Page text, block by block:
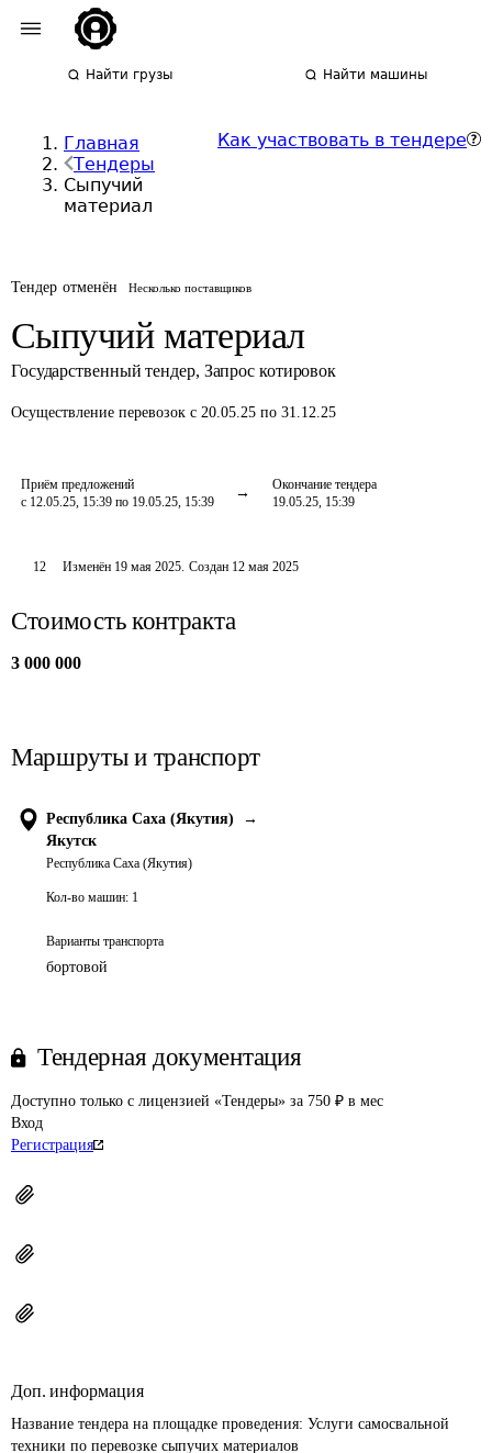
Найти грузы Найти машины
Главная
Тендеры
Сыпучий
материал
Как участвовать в тендере
Тендер отменён Несколько поставщиков
Сыпучий материал
Государственный тендер, Запрос котировок
Осуществление перевозок с 20.05.25 по 31.12.25
Приём предложений
с 12.05.25, 15:39 по 19.05.25, 15:39
Окончание тендера
19.05.25, 15:39
12 Изменён 19 мая 2025. Создан 12 мая 2025
Стоимость контракта
3 000 000
Маршруты и транспорт
Республика Саха (Якутия)
→
Якутск
Республика Саха (Якутия)
Кол-во машин: 1
Варианты транспорта
бортовой
Тендерная документация
Доступно только с лицензией «Тендеры» за 750 ₽ в мес
Вход
Регистрация
Доп. информация
Название тендера на площадке проведения: Услуги самосвальной
техники по перевозке сыпучих материалов